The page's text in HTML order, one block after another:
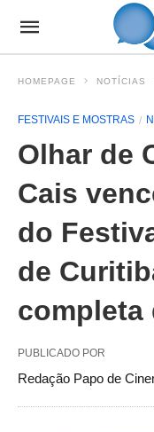
HOMEPAGE NOTÍCIAS
FESTIVAIS E MOSTRAS
Olhar de
Cais
do
de
completa
PUBLICADO POR
Redação Papo de